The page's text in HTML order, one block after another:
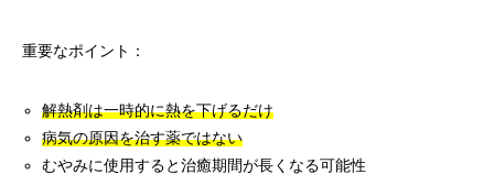
重要なポイント：
解熱剤は一時的に熱を下げるだけ
病気の原因を治す薬ではない
むやみに使用すると治癒期間が長くなる可能性